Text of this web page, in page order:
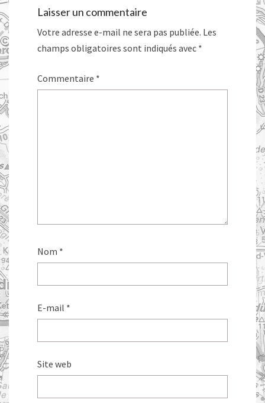
Laisser un commentaire
Votre adresse e-mail ne sera pas publiée. Les
champs obligatoires sont indiqués avec *
Commentaire *
Nom *
E-mail *
Site web